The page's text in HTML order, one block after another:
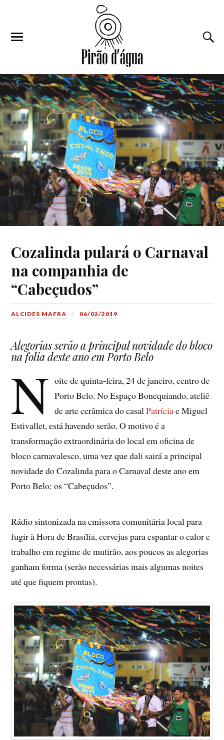
Cozalinda pulará o Carnaval
na companhia de
“Cabeçudos”
ALCIDES MAFRA 06/02/2019
Alegorias serão a principal novidade do bloco
na folia deste ano em Porto Belo
N oite de quinta-feira, 24 de janeiro, centro de
Porto Belo. No Espaço Bonequiando, ateliê
de arte cerâmica do casalPatríciae Miguel
Estivallet, está havendo serão. O motivo é a
transformação extraordinária do local em oficina de
bloco carnavalesco, uma vez que dali sairá a principal
novidade do Cozalinda para o Carnaval deste ano em
Porto Belo: os “Cabeçudos”.
Rádio sintonizada na emissora comunitária local para
fugir à Hora de Brasília, cervejas para espantar o calor e
trabalho em regime de mutirão, aos poucos as alegorias
ganham forma (serão necessárias mais algumas noites
até que fiquem prontas).